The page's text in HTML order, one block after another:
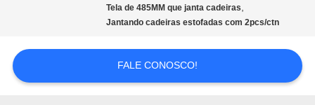
SITE
Tela de 485MM que janta cadeiras,
Jantando cadeiras estofadas com 2pcs/ctn
FALE CONOSCO!